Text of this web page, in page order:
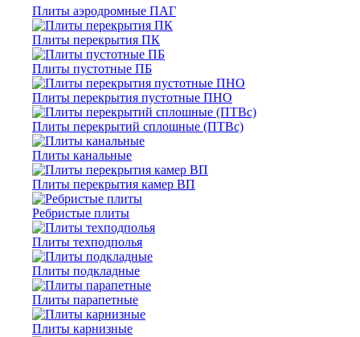
Плиты аэродромные ПАГ
Плиты перекрытия ПК
Плиты пустотные ПБ
Плиты перекрытия пустотные ПНО
Плиты перекрытий сплошные (ПТВс)
Плиты канальные
Плиты перекрытия камер ВП
Ребристые плиты
Плиты техподполья
Плиты подкладные
Плиты парапетные
Плиты карнизные